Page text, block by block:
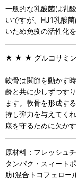
一般的な乳酸菌は乳
いですが、HJ1乳酸
いため免疫の活性化を
★ ★ ★ グルコサミ
軟骨は関節を動かす
齢と共に少しずつす
ます。軟骨を形成す
持し弾力を与えてく
康を守るために欠か
原材料：フレッシュ
タンパク・スィート
肪(混合トコフェロー